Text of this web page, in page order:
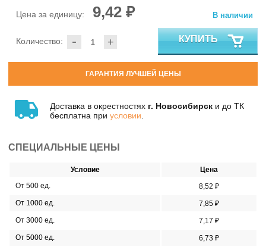
Цена за единицу: 9,42 ₽
- +
Количество:
В наличии
КУПИТЬ
ГАРАНТИЯ ЛУЧШЕЙ ЦЕНЫ
Доставка в окрестностях г. Новосибирск и до ТК
бесплатна при условии
СПЕЦИАЛЬНЫЕ ЦЕНЫ
Условие
Цена
От 500 ед.
8,52 ₽
От 1000 ед.
7,85 ₽
От 3000 ед.
7,17 ₽
От 5000 ед.
6,73 ₽